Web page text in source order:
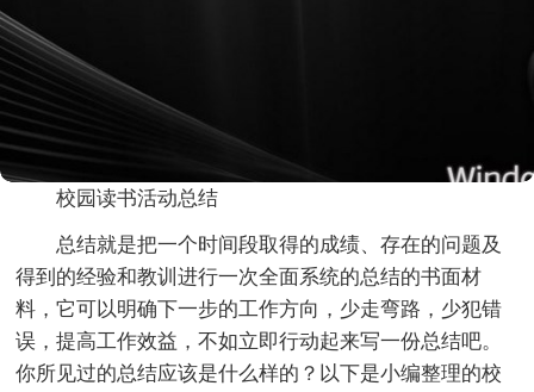
校园读书活动总结
总结就是把一个时间段取得的成绩、存在的问题及
得到的经验和教训进行一次全面系统的总结的书面材
料，它可以明确下一步的工作方向，少走弯路，少犯错
误，提高工作效益，不如立即行动起来写一份总结吧。
你所见过的总结应该是什么样的？以下是小编整理的校